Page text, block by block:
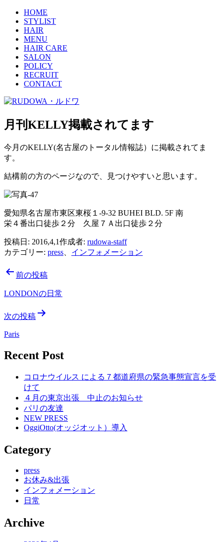
HOME
STYLIST
HAIR
MENU
HAIR CARE
SALON
POLICY
RECRUIT
CONTACT
月刊KELLY掲載されてます
今月のKELLY(名古屋のトータル情報誌）に掲載されてま
す。
結構前の方のページなので、見つけやすいと思います。
愛知県名古屋市東区東桜１-9-32 BUHEI BLD. 5F 南
栄４番出口徒歩２分 久屋７Ａ出口徒歩２分
投稿日: 2016,4,1作成者: rudowa-staff
カテゴリー: press インフォメーション
投
稿
ビ
ゲ
ー
前の投稿
LONDONの日常
次の投稿
Paris
Recent Post
コロナウイルス による７都道府県の緊急事態宣言を受
けて
４月の東京出張 中止のお知らせ
パリの友達
NEW PRESS
OggiOtto(オッジオット）導入
Category
press
お休み&出張
インフォメーション
日常
Archive